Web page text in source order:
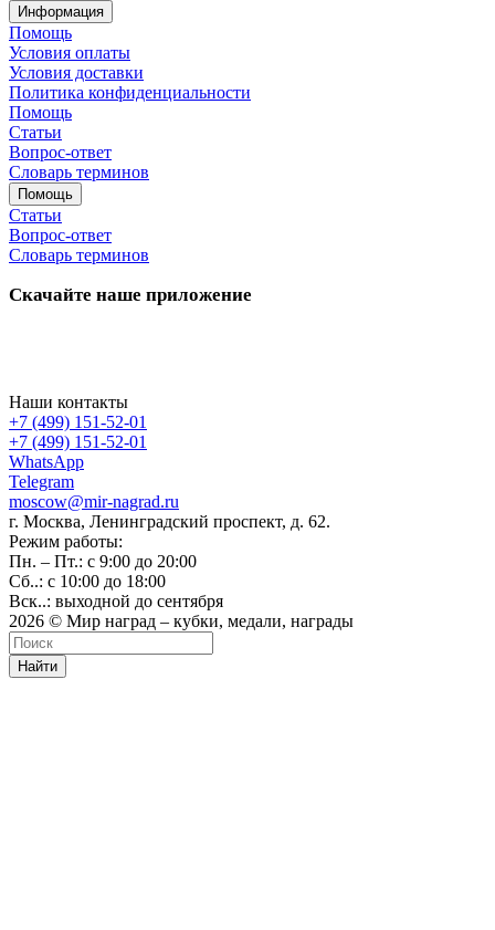
Информация
Помощь
Условия оплаты
Условия доставки
Политика конфиденциальности
Помощь
Статьи
Вопрос-ответ
Словарь терминов
Помощь
Статьи
Вопрос-ответ
Словарь терминов
Скачайте наше приложение
Наши контакты
+7 (499) 151-52-01
+7 (499) 151-52-01
WhatsApp
Telegram
moscow@mir-nagrad.ru
г. Москва, Ленинградский проспект, д. 62.
Режим работы:
Пн. – Пт.: с 9:00 до 20:00
Сб..: с 10:00 до 18:00
Вск..: выходной до сентября
2026 © Мир наград – кубки, медали, награды
Найти